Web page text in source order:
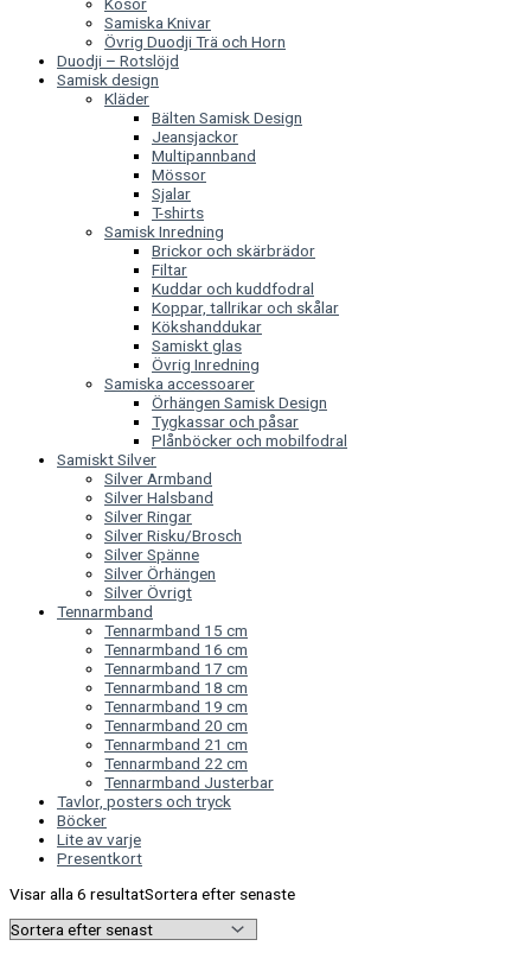
Samiska Knivar
Övrig Duodji Trä och Horn
Duodji – Rotslöjd
Samisk design
Kläder
Bälten Samisk Design
Jeansjackor
Multipannband
Mössor
Sjalar
T-shirts
Samisk Inredning
Brickor och skärbrädor
Filtar
Kuddar och kuddfodral
Koppar, tallrikar och skålar
Kökshanddukar
Samiskt glas
Övrig Inredning
Samiska accessoarer
Örhängen Samisk Design
Tygkassar och påsar
Plånböcker och mobilfodral
Samiskt Silver
Silver Armband
Silver Halsband
Silver Ringar
Silver Risku/Brosch
Silver Spänne
Silver Örhängen
Silver Övrigt
Tennarmband
Tennarmband 15 cm
Tennarmband 16 cm
Tennarmband 17 cm
Tennarmband 18 cm
Tennarmband 19 cm
Tennarmband 20 cm
Tennarmband 21 cm
Tennarmband 22 cm
Tennarmband Justerbar
Tavlor, posters och tryck
Böcker
Lite av varje
Presentkort
Visar alla 6 resultatSortera efter senaste